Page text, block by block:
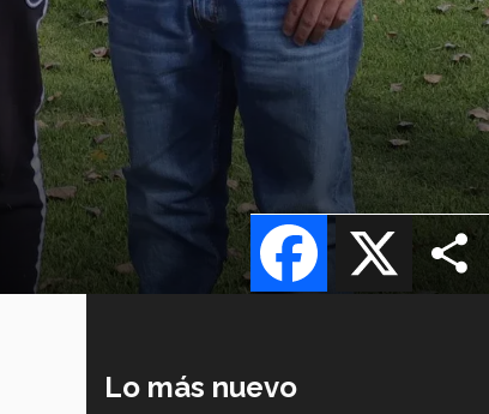
X
Facebook
Lo más nuevo